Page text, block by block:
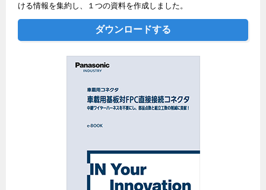
ける情報を集約し、１つの資料を作成しました。
ダウンロードする